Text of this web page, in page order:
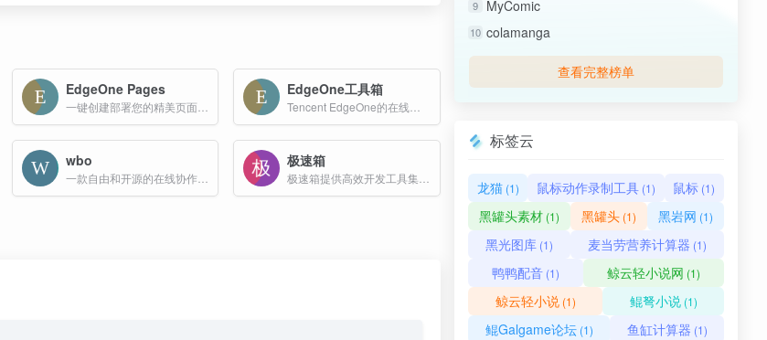
EdgeOne Pages EdgeOne工具箱
wbo 极速箱
9 MyComic
10 colamanga
查看完整榜单
标签云
龙猫(1) 鼠标动作录制工具(1) 鼠标 (1)
黑罐头素材 (1) 黑罐头 (1) 黑岩网 (1)
黑光图库 (1) 麦当劳营养计算器 (1)
鸭鸭配音 (1) 鲸云轻小说网 (1)
鲸云轻小说(1) 鲲弩小说(1)
鲲Galgame论坛(1) 鱼缸计算器 (1)